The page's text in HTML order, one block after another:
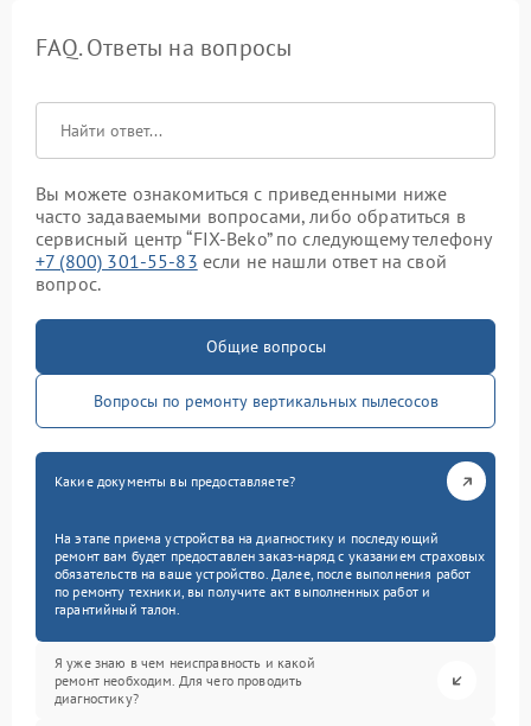
FAQ. Ответы на вопросы
Вы можете ознакомиться с приведенными ниже
часто задаваемыми вопросами, либо обратиться в
сервисный центр “FIX-Beko” по следующему телефону
+7 (800) 301-55-83 если не нашли ответ на свой
вопрос.
Общие вопросы
Вопросы по ремонту вертикальных пылесосов
Какие документы вы предоставляете?
На этапе приема устройства на диагностику и последующий
ремонт вам будет предоставлен заказ-наряд с указанием страховых
обязательств на ваше устройство. Далее, после выполнения работ
по ремонту техники, вы получите акт выполненных работ и
гарантийный талон.
Я уже знаю в чем неисправность и какой
ремонт необходим. Для чего проводить
диагностику?